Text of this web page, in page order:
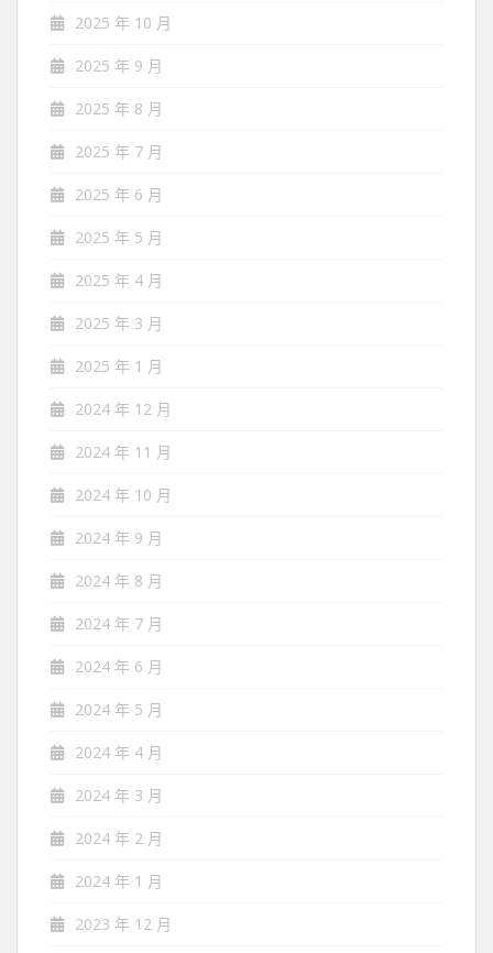
2025 年 10 月
2025 年 9 月
2025 年 8 月
2025 年 7 月
2025 年 6 月
2025 年 5 月
2025 年 4 月
2025 年 3 月
2025 年 1 月
2024 年 12 月
2024 年 11 月
2024 年 10 月
2024 年 9 月
2024 年 8 月
2024 年 7 月
2024 年 6 月
2024 年 5 月
2024 年 4 月
2024 年 3 月
2024 年 2 月
2024 年 1 月
2023 年 12 月